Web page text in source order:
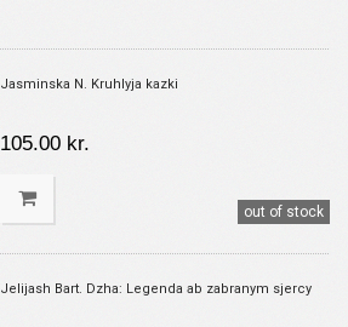
Jasminska N. Kruhlyja kazki
105.00 kr.
out of stock
Jelijash Bart. Dzha: Legenda ab zabranym sjercy